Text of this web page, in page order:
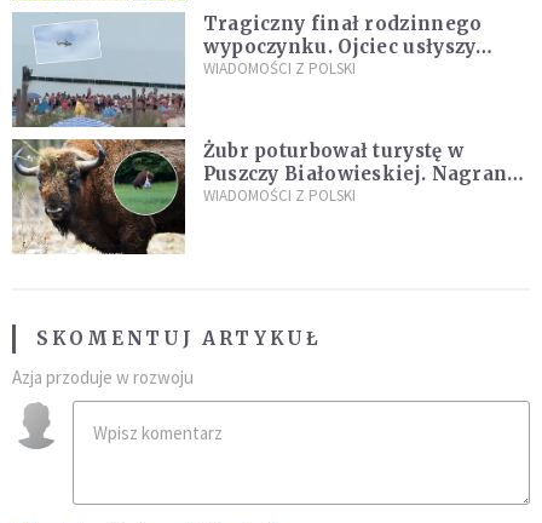
Tragiczny finał rodzinnego
wypoczynku. Ojciec usłyszy
zarzuty
WIADOMOŚCI Z POLSKI
Żubr poturbował turystę w
Puszczy Białowieskiej. Nagranie
daje do myślenia
WIADOMOŚCI Z POLSKI
SKOMENTUJ ARTYKUŁ
Azja przoduje w rozwoju